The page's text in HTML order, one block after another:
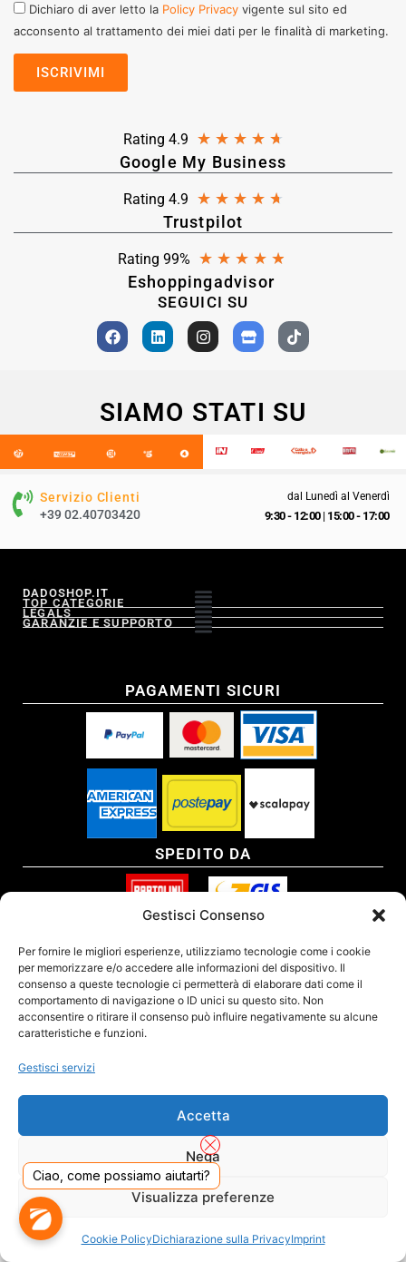
Gestisci Consenso
Per fornire le migliori esperienze, utilizziamo tecnologie come i cookie
per memorizzare e/o accedere alle informazioni del dispositivo. Il
consenso a queste tecnologie ci permetterà di elaborare dati come il
comportamento di navigazione o ID unici su questo sito. Non
acconsentire o ritirare il consenso può influire negativamente su alcune
caratteristiche e funzioni.
Gestisci servizi
Accetta
Nega
Visualizza preferenze
Cookie PolicyDichiarazione sulla PrivacyImprint
Dichiaro di aver letto la Policy Privacy vigente sul sito ed
acconsento al trattamento dei miei dati per le finalità di marketing.
Rating 4.9 ★ ★ ★ ★ ★
Google My Business
Rating 4.9 ★ ★ ★ ★ ★
Trustpilot
Rating 99% ★ ★ ★ ★ ★
Eshoppingadvisor
SEGUICI SU
SIAMO STATI SU
Servizio Clienti
+39 02.40703420
dal Lunedì al Venerdì
9:30 - 12:00| 15:00 - 17:00
DADOSHOP.IT
TOP CATEGORIE
LEGALS
GARANZIE E SUPPORTO
PAGAMENTI SICURI
SPEDITO DA
DADO S.R.L. Unipersonale - Viale Enrico Forlanini 23 - 20134 Milano (MI) - Italy
Tel. 02.40703420 - P.Iva/C.F. 02681390809 - Numero REA MI-2640300 - Cap. Soc.
Ciao, come possiamo aiutarti?